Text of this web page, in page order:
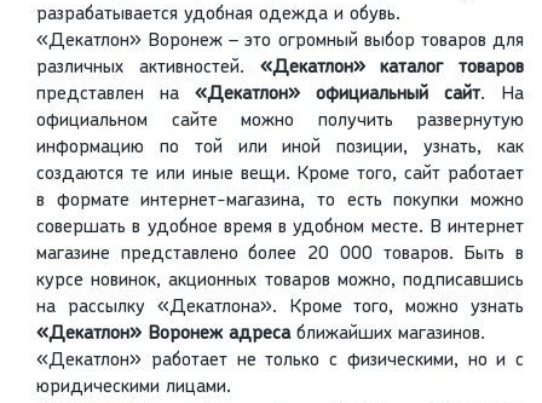
разрабатывается удобная одежда и обувь.
«Декатлон» Воронеж – это огромный выбор товаров для
различных активностей. «Декатлон» каталог товаров
представлен на «Декатлон» официальный сайт. На
официальном сайте можно получить развернутую
информацию по той или иной позиции, узнать, как
создаются те или иные вещи. Кроме того, сайт работает
в формате интернет-магазина, то есть покупки можно
совершать в удобное время в удобном месте. В интернет
магазине представлено более 20 000 товаров. Быть в
курсе новинок, акционных товаров можно, подписавшись
на рассылку «Декатлона». Кроме того, можно узнать
«Декатлон» Воронеж адреса ближайших магазинов.
«Декатлон» работает не только с физическими, но и с
юридическими лицами.